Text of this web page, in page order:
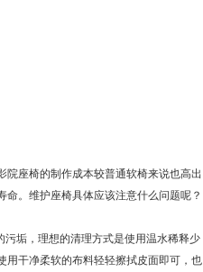
座椅的制作成本较普通软椅来说也高出
。维护座椅具体应该注意什么问题呢？
垢，理想的清理方式是使用温水稀释少
用干净柔软的布料轻轻擦拭皮面即可，也